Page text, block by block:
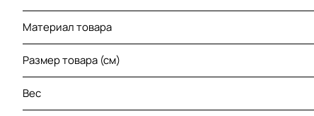
Материал товара
Размер товара (см)
Вес